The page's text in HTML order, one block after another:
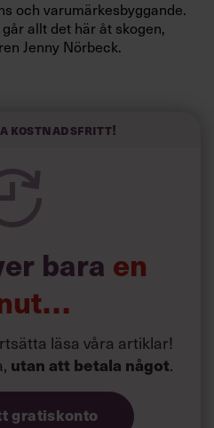
och varumärkesbyggande.
allt det här åt skogen,
Jenny Nörbeck.
också med i spelet. En
på tåget med hjälp av
och en entusiastisk
ställer sig
upplösning. Alltsammans
från Västlänks-
diskutera civilkurage,
vi lever i”, säger Jenny
kostnadsfritt!
bara en
läsa våra artiklar!
utan att betala något.
gratiskonto